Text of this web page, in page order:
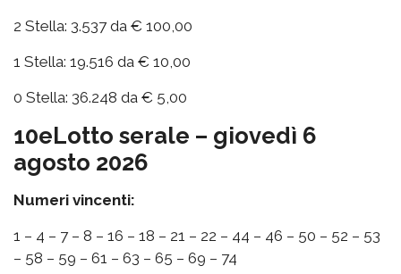
2 Stella: 3.537 da € 100,00
1 Stella: 19.516 da € 10,00
0 Stella: 36.248 da € 5,00
10eLotto serale – giovedì 6
agosto 2026
Numeri vincenti:
1 – 4 – 7 – 8 – 16 – 18 – 21 – 22 – 44 – 46 – 50 – 52 – 53
– 58 – 59 – 61 – 63 – 65 – 69 – 74